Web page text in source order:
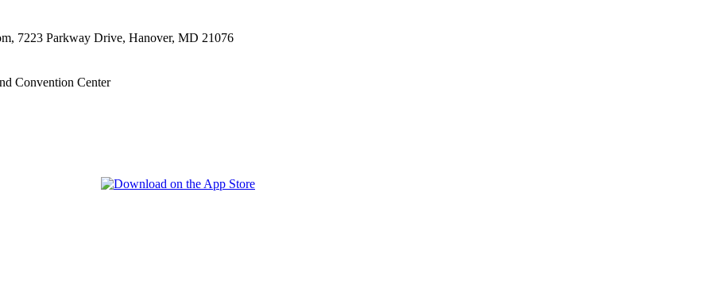
7223 Parkway Drive, Hanover, MD 21076
Convention Center